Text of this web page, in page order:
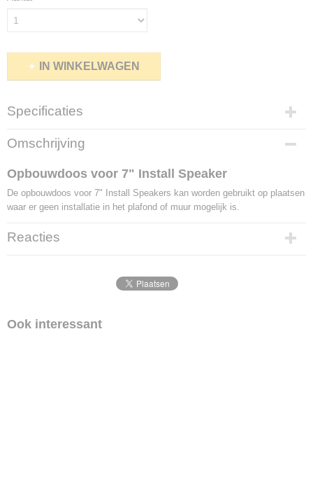
IN WINKELWAGEN
Specificaties
Productcode leverancier
610158
Omschrijving
Opbouwdoos voor 7" Install Speaker
De opbouwdoos voor 7" Install Speakers kan worden gebruikt op plaatsen
waar er geen installatie in het plafond of muur mogelijk is.
Reacties
Ook interessant